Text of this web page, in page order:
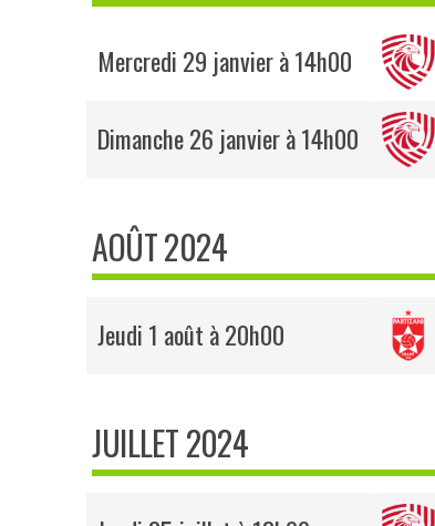
Mercredi 29 janvier à 14h00
Dimanche 26 janvier à 14h00
AOÛT 2024
Jeudi 1 août à 20h00
JUILLET 2024